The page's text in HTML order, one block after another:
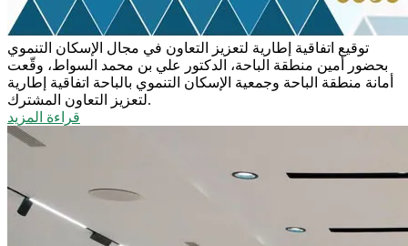
توقيع اتفاقية إطارية لتعزيز التعاون في مجال الإسكان التنموي
بحضور أمين منطقة الباحة، الدكتور علي بن محمد السواط، وقّعت
أمانة منطقة الباحة وجمعية الإسكان التنموي بالباحة اتفاقية إطارية
لتعزيز التعاون المشترك.
قراءة المزيد